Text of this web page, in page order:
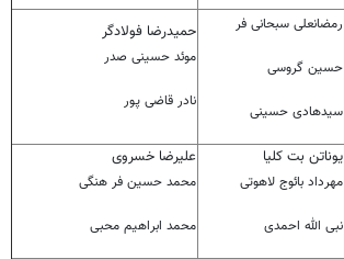
رمضانعلی سبحانی فر
حسین گروسی
سیدهادی حسینی
حمیدرضا فولادگر
موئد حسینی صدر
نادر قاضی پور
یوناتن بت کلیا
مهرداد بائوج لاهوتی
نبی الله احمدی
علیرضا خسروی
محمد حسین فر هنگی
محمد ابراهیم محبی